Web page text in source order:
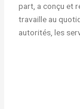
part, a conçu et
travaille au
autorités, les